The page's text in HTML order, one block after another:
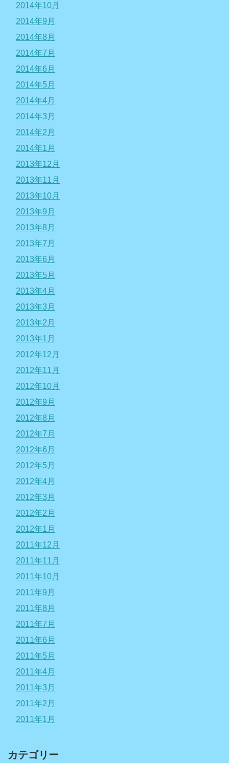
2014年10月
2014年9月
2014年8月
2014年7月
2014年6月
2014年5月
2014年4月
2014年3月
2014年2月
2014年1月
2013年12月
2013年11月
2013年10月
2013年9月
2013年8月
2013年7月
2013年6月
2013年5月
2013年4月
2013年3月
2013年2月
2013年1月
2012年12月
2012年11月
2012年10月
2012年9月
2012年8月
2012年7月
2012年6月
2012年5月
2012年4月
2012年3月
2012年2月
2012年1月
2011年12月
2011年11月
2011年10月
2011年9月
2011年8月
2011年7月
2011年6月
2011年5月
2011年4月
2011年3月
2011年2月
2011年1月
カテゴリー